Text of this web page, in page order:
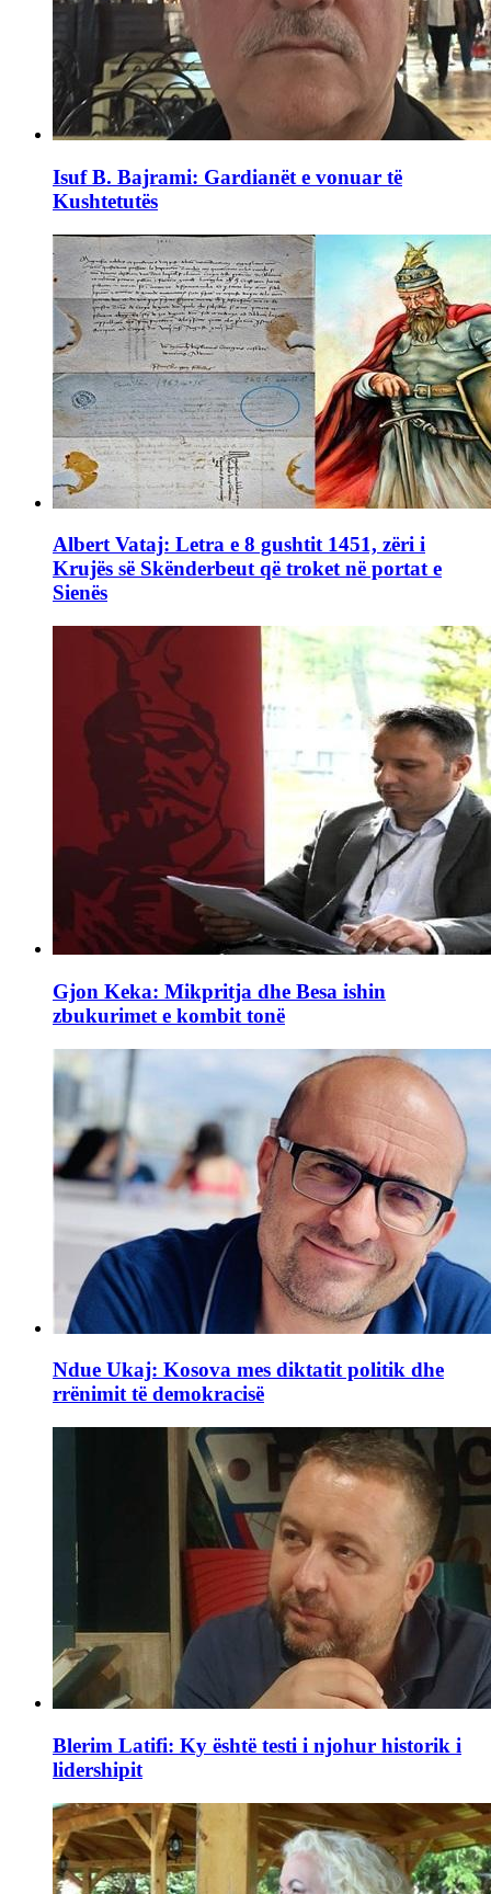
Isuf B. Bajrami: Gardianët e vonuar të
Kushtetutës
Albert Vataj: Letra e 8 gushtit 1451, zëri i
Krujës së Skënderbeut që troket në portat e
Sienës
Gjon Keka: Mikpritja dhe Besa ishin
zbukurimet e kombit tonë
Ndue Ukaj: Kosova mes diktatit politik dhe
rrënimit të demokracisë
Blerim Latifi: Ky është testi i njohur historik i
lidershipit